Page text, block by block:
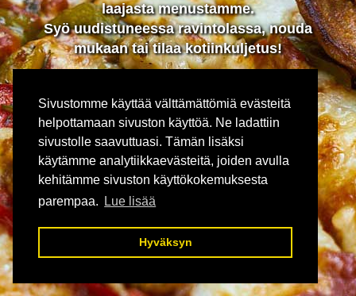
Sivustomme käyttää välttämättömiä evästeitä
helpottamaan sivuston käyttöä. Ne ladattiin
sivustolle saavuttuasi. Tämän lisäksi
käytämme analytiikkaevästeitä, joiden avulla
kehitämme sivuston käyttökokemuksesta
parempaa.
Lue lisää
Hyväksyn
laajasta menustamme.
Syö uudistuneessa ravintolassa, nouda
mukaan tai tilaa kotiinkuljetus!
Kotiinkuljetus
Ruokalista